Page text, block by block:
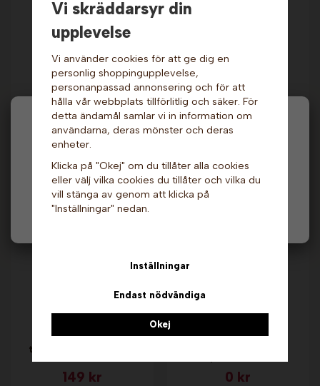
Hej och välkommen till Gottes!
moms) eller företag (exkl. moms) för hur våra priser
ska visas.
Privat
Sirap - Jordgubb, 1
liter. Nic
199 kr
Info & Köp
Doseringspump till
sirap - Nic
419 kr
Info & Köp
Andra köpte även
toppingsås - 0,5 liter.
149 kr 0 kr
Vi skräddarsyr din
upplevelse
Vi använder cookies för att ge dig en
personlig shoppingupplevelse,
personanpassad annonsering och för att
hålla vår webbplats tillförlitlig och säker. För
detta ändamål samlar vi in information om
användarna, deras mönster och deras
enheter.
Klicka på "Okej" om du tillåter alla cookies
eller välj vilka cookies du tillåter och vilka du
vill stänga av genom att klicka på
"Inställningar" nedan.
Inställningar
Endast nödvändiga
Okej